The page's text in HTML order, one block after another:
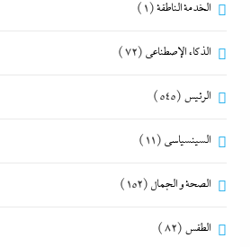
الخدمة الناطقة(1)
الذكاء الإصطناعي (72)
الرئيس (545)
السينسياسي (11)
الصحة و الجمال (152)
الطقس (82)